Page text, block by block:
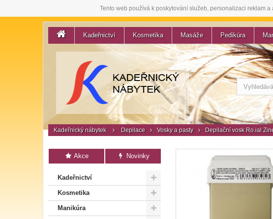
Tento web používá k poskytování služeb, personalizaci reklam
Kadeřnictví Kosmetika Masáže Pedikúra
Kadeřnický nábytek Depilace Vosky a pasty Depilační vosk Ro.ial
Akce Novinky
Kadeřnictví
Kosmetika
Manikúra